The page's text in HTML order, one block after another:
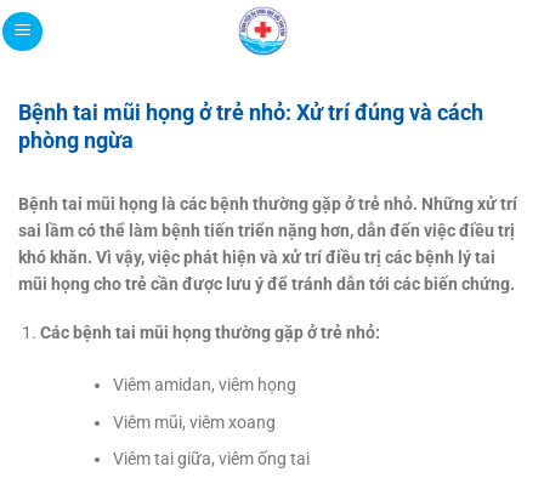
Bỏ
qua
dung
Bệnh tai mũi họng ở trẻ nhỏ: Xử trí đúng và cách
phòng ngừa
Bệnh tai mũi họng là các bệnh thường gặp ở trẻ nhỏ. Những xử trí
sai lầm có thể làm bệnh tiến triển nặng hơn, dẫn đến việc điều trị
khó khăn. Vì vậy, việc phát hiện và xử trí điều trị các bệnh lý tai
mũi họng cho trẻ cần được lưu ý để tránh dẫn tới các biến chứng.
Các bệnh tai mũi họng thường gặp ở trẻ nhỏ:
Viêm amidan, viêm họng
Viêm mũi, viêm xoang
Viêm tai giữa, viêm ống tai